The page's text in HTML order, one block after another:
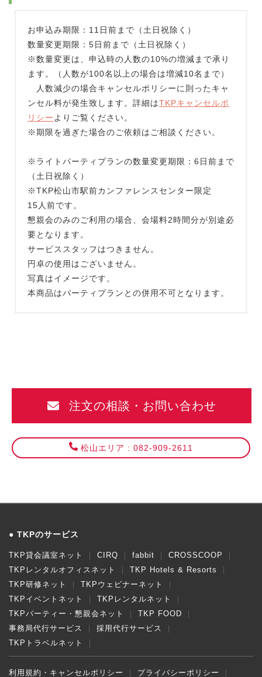
お申込み期限：11日前まで（土日祝除く）
数量変更期限：5日前まで（土日祝除く）
※数量変更は、申込時の人数の10%の増減まで承り
ます。（人数が100名以上の場合は増減10名まで）
人数減少の場合キャンセルポリシーに則ったキャ
ンセル料が発生致します。詳細はTKPキャンセルポ
リシー よりご覧ください。
※期限を過ぎた場合のご依頼はご相談ください。
※ライトパーティプランの数量変更期限：6日前まで
（土日祝除く）
※TKP松山市駅前カンファレンスセンター限定
15人前です。
懇親会のみのご利用の場合、会場料2時間分が別途必
要となります。
サービススタッフはつきません。
円卓の使用はございません。
写真はイメージです。
本商品はパーティプランとの併用不可となります。
注文の相談・お問い合わせ
松山エリア : 082-909-2611
TKPのサービス
TKP貸会議室ネット CIRQ fabbit
CROSSCOOP
TKPレンタルオフィスネット
TKP Hotels & Resorts
TKP研修ネット
TKPウェビナーネット
TKPイベントネット
TKPレンタルネット
TKPパーティー・懇親会ネット
TKP FOOD
事務局代行サービス
採用代行サービス
TKPトラベルネット
利用規約・キャンセルポリシー プライバシーポリシー